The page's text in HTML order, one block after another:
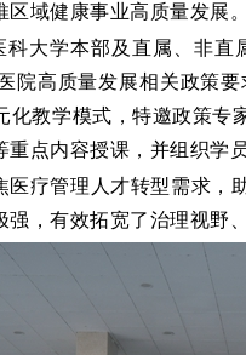
域健康事业高质量发展。
大学本部及直属、非直
院高质量发展相关政策
化教学模式，特邀政策
点内容授课，并组织学
疗管理人才转型需求
，有效拓宽了治理视野